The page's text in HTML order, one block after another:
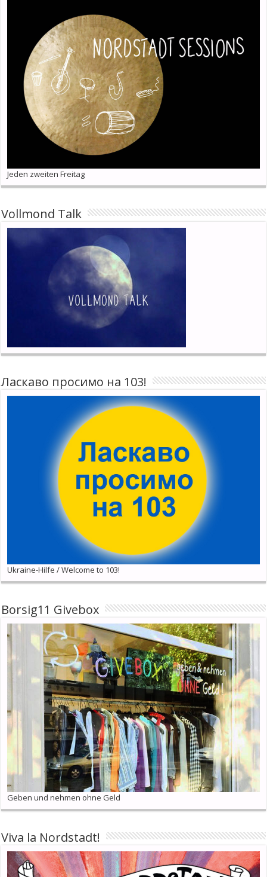
Jeden zweiten Freitag
Vollmond Talk
Ласкаво просимо на 103!
Ukraine-Hilfe / Welcome to 103!
Borsig11 Givebox
Geben und nehmen ohne Geld
Viva la Nordstadt!